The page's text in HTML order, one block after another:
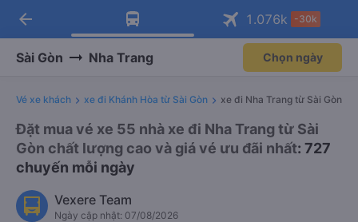
Tải app Vexere ngay!
Nhận ưu đãi thành viên độc
Mở app
Tải app Vexere
-30k/ghế khi đặt vé máy bay qua
Mở app
arrow_back 1.076k -30k
Sài Gòn Nha Trang Chọn ngày
Vé xe khách xe đi Khánh Hòa từ Sài Gòn xe đi Nha Trang từ Sài Gòn
Đặt mua vé xe 55 nhà xe đi Nha Trang từ Sài
Gòn chất lượng cao và giá vé ưu đãi nhất: 727
chuyến mỗi ngày
Vexere Team
Ngày cập nhật: 07/08/2026